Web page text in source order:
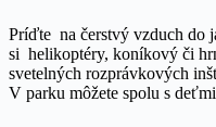
Príďte na čerstvý vzduch
si helikoptéry, koníkový či
svetelných rozprávkových
V parku môžete spolu s